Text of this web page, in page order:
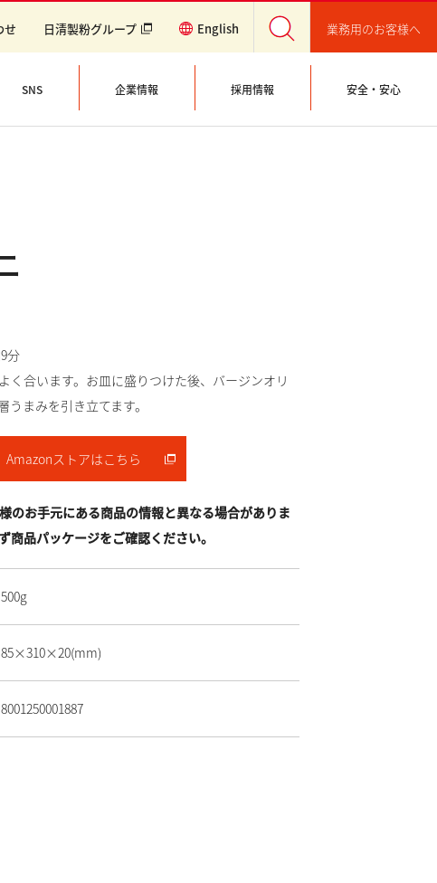
せ 日清製粉グループ English 業務用のお客様へ
SNS 企業情報 採用情報 安全・安心
分
く合います。お皿に盛りつけた後、バージンオリ
まみを引き立てます。
Amazonストアはこちら
のお手元にある商品の情報と異なる場合がありま
商品パッケージをご確認ください。
500g
85×310×20(mm)
8001250001887